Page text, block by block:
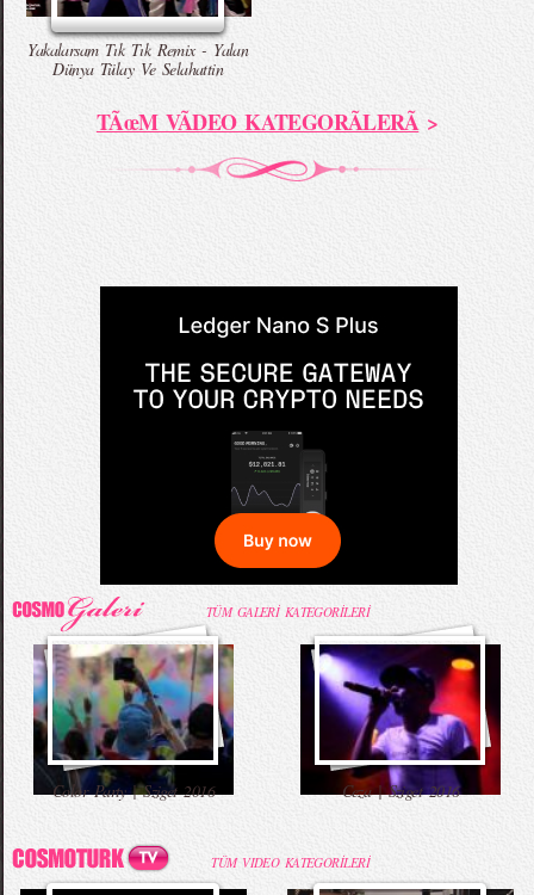
Yakalarsam Tık Tık Remix - Yalan
Dünya Tülay Ve Selahattin
TÃœM VÃDEO KATEGORÃLERÃ>
TÜM GALERİ KATEGORİLERİ
Color Party | Sziget 2016 Ceza | Sziget 2016
TÜM VIDEO KATEGORİLERİ